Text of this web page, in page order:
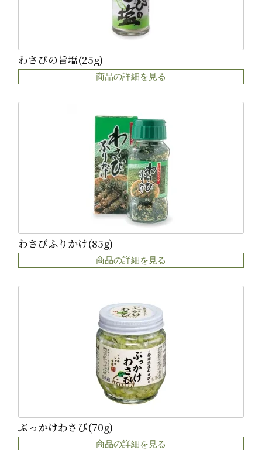
わさびの旨塩(25g)
商品の詳細を見る
わさびふりかけ(85g)
商品の詳細を見る
ぶっかけわさび(70g)
商品の詳細を見る